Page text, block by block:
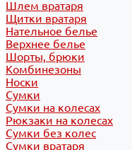
Шлем вратаря
Щитки вратаря
Нательное белье
Верхнее белье
Шорты, брюки
Комбинезоны
Носки
Сумки
Сумки на колесах
Рюкзаки на колесах
Сумки без колес
Сумки вратаря